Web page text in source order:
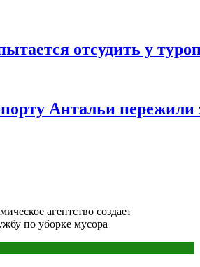
отсудить у
Антальи
агентство создает
по уборке мусора